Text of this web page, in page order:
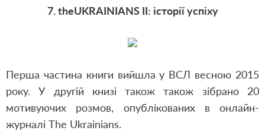
7. theUKRAINIANS II: історії успіху
Перша частина книги вийшла у ВСЛ весною 2015
року. У другій книзі також також зібрано 20
мотивуючих розмов, опублікованих в онлайн-
журналі The Ukrainians.